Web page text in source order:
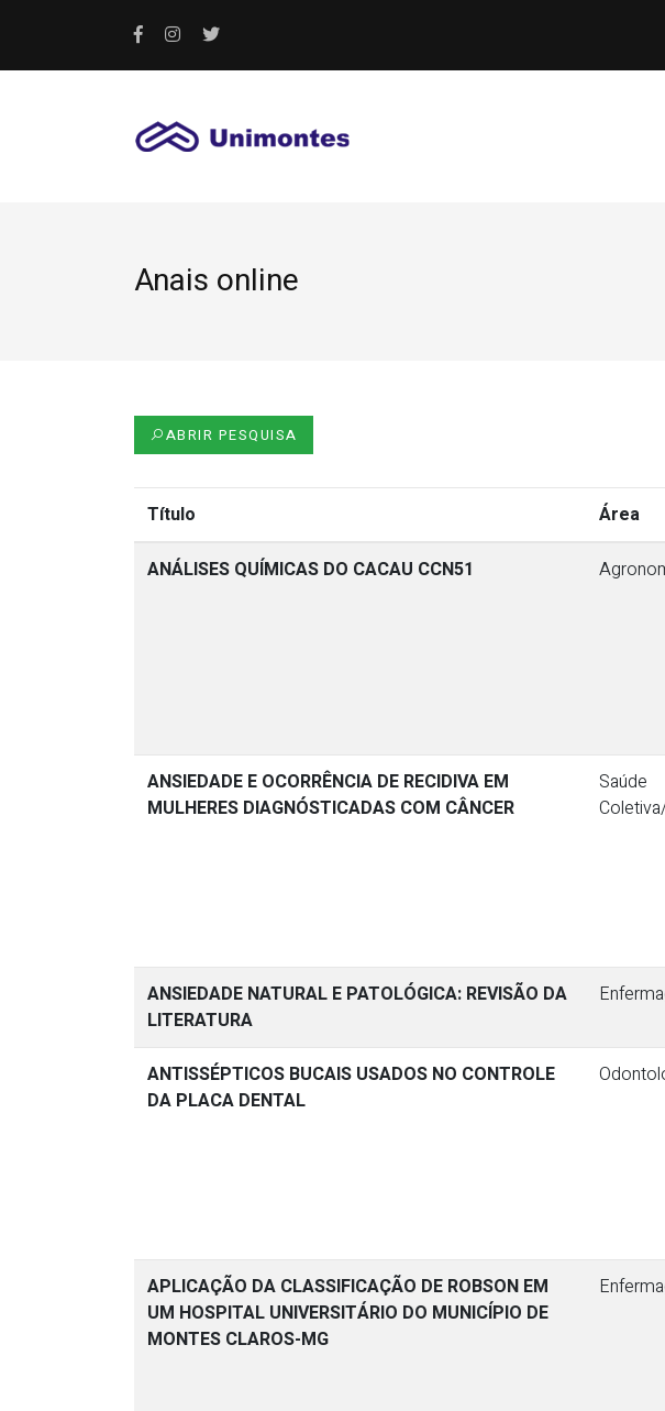
Anais online
ABRIR PESQUISA
Título Área
ANÁLISES QUÍMICAS DO CACAU CCN51
ANSIEDADE E OCORRÊNCIA DE RECIDIVA EM
MULHERES DIAGNÓSTICADAS COM CÂNCER
Saúde
ANSIEDADE NATURAL E PATOLÓGICA: REVISÃO DA
LITERATURA
ANTISSÉPTICOS BUCAIS USADOS NO CONTROLE
DA PLACA DENTAL
APLICAÇÃO DA CLASSIFICAÇÃO DE ROBSON EM
UM HOSPITAL UNIVERSITÁRIO DO MUNICÍPIO DE
MONTES CLAROS-MG